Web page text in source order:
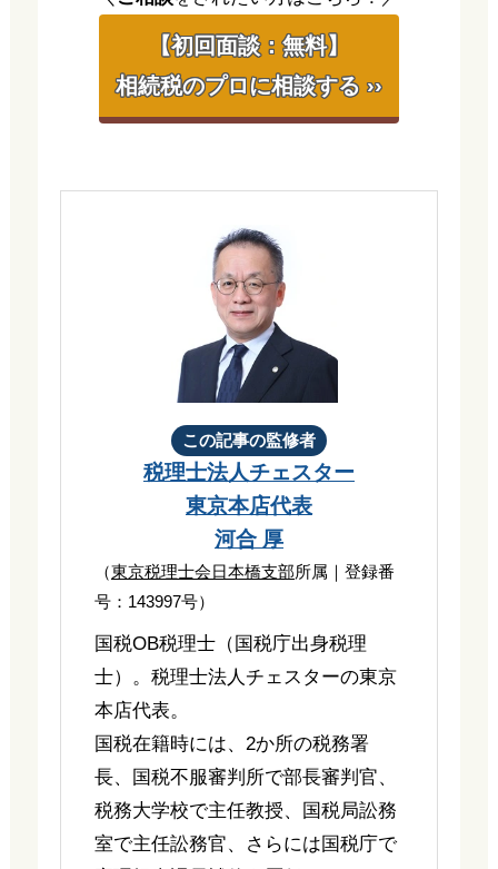
【初回面談：無料】
相続税のプロに相談する ››
この記事の監修者
税理士法人チェスター
東京本店代表
河合 厚
（東京税理士会日本橋支部所属｜登録番
号：143997号）
国税OB税理士（国税庁出身税理
士）。税理士法人チェスターの東京
本店代表。
国税在籍時には、2か所の税務署
長、国税不服審判所で部長審判官、
税務大学校で主任教授、国税局訟務
室で主任訟務官、さらには国税庁で